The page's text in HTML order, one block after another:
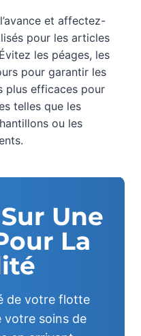
et affectez-
pour les articles
les péages, les
pour garantir les
plus efficaces pour
telles que les
ou les
Une
La
de votre flotte
votre soins de